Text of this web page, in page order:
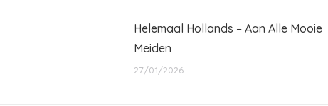
Helemaal Hollands – Aan Alle Mooie
Meiden
27/01/2026